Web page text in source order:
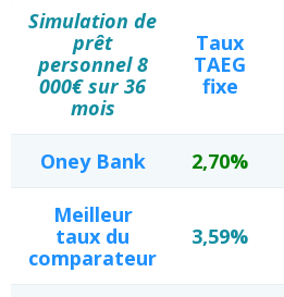
Simulation de
prêt
personnel 8
000€ sur 36
mois
Taux
TAEG
fixe
Oney Bank 2,70%
Meilleur
taux du
comparateur
3,59%